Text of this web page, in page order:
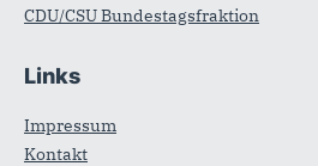
CDU/CSU Bundestagsfraktion
Links
Impressum
Kontakt